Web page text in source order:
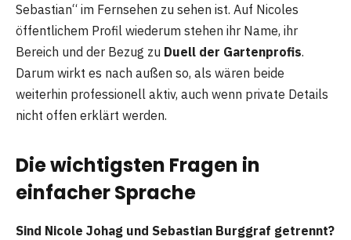
Sebastian“ im Fernsehen zu sehen ist. Auf Nicoles
öffentlichem Profil wiederum stehen ihr Name, ihr
Bereich und der Bezug zu Duell der Gartenprofis.
Darum wirkt es nach außen so, als wären beide
weiterhin professionell aktiv, auch wenn private Details
nicht offen erklärt werden.
Die wichtigsten Fragen in
einfacher Sprache
Sind Nicole Johag und Sebastian Burggraf getrennt?